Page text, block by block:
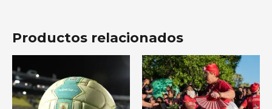
Productos relacionados